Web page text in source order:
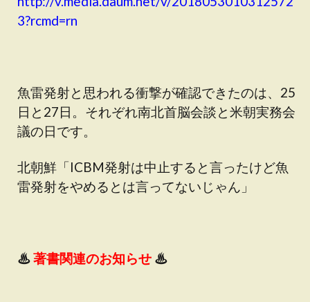
3?rcmd=rn
魚雷発射と思われる衝撃が確認できたのは、25
日と27日。それぞれ南北首脳会談と米朝実務会
議の日です。
北朝鮮「ICBM発射は中止すると言ったけど魚
雷発射をやめるとは言ってないじゃん」
♨著書関連のお知らせ ♨